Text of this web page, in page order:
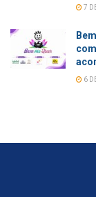
7
6